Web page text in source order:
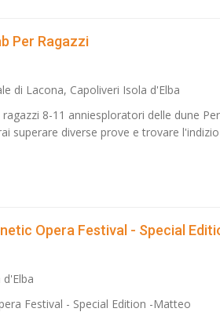
Per Ragazzi
di Lacona, Capoliveri Isola d'Elba
8-11 anniesploratori delle dune
superare diverse prove e trovare
Opera Festival - Special
Festival - Special Edition -Matteo